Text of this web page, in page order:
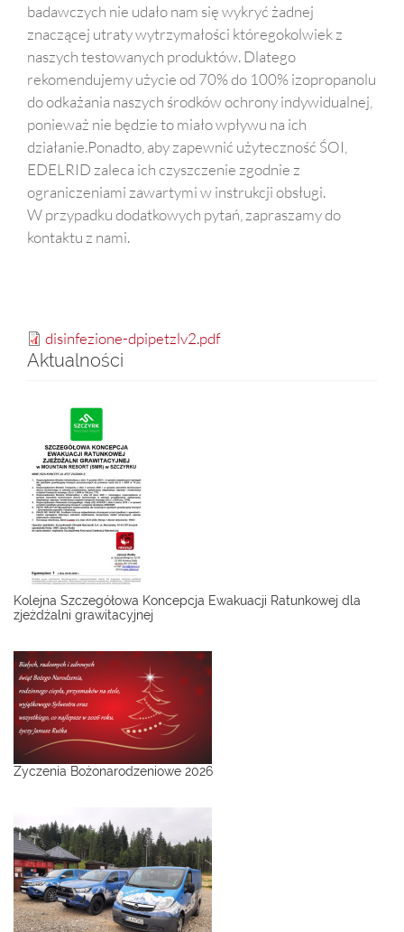
badawczych nie udało nam się wykryć żadnej
znaczącej utraty wytrzymałości któregokolwiek z
naszych testowanych produktów. Dlatego
rekomendujemy użycie od 70% do 100% izopropanolu
do odkażania naszych środków ochrony indywidualnej,
ponieważ nie będzie to miało wpływu na ich
działanie.Ponadto, aby zapewnić użyteczność ŚOI,
EDELRID zaleca ich czyszczenie zgodnie z
ograniczeniami zawartymi w instrukcji obsługi.
W przypadku dodatkowych pytań, zapraszamy do
kontaktu z nami.
disinfezione-dpipetzlv2.pdf
Aktualności
Kolejna Szczegółowa Koncepcja Ewakuacji Ratunkowej dla
zjeżdżalni grawitacyjnej
Życzenia Bożonarodzeniowe 2026